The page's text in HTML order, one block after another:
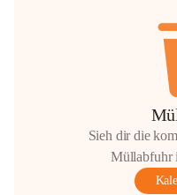
Sieh dir die
Müllabfuhr